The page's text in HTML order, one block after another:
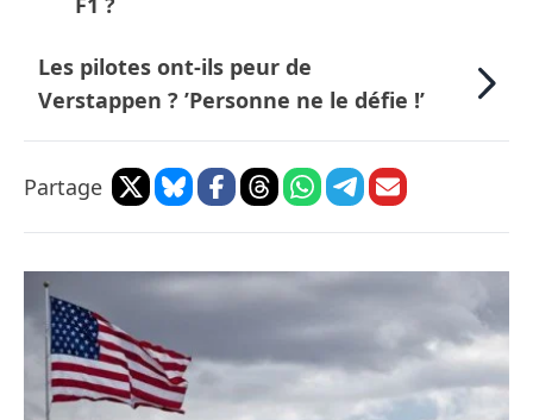
Les pilotes ont-ils peur de
Verstappen ? ’Personne ne le défie !’
Partage